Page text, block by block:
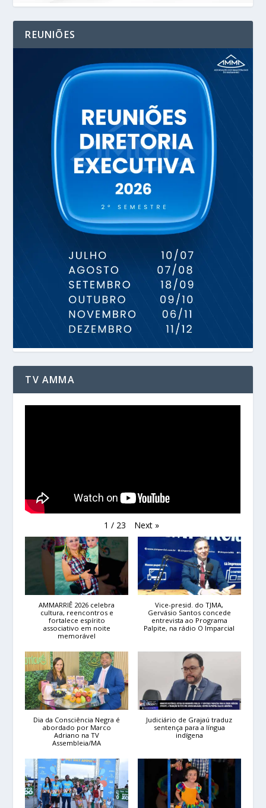
REUNIÕES
TV AMMA
1 / 23 Next »
AMMARRIÊ 2026 celebra
cultura, reencontros e
fortalece espírito
associativo em noite
memorável
Vice-presid. do TJMA,
Gervásio Santos concede
entrevista ao Programa
Palpite, na rádio O Imparcial
Dia da Consciência Negra é
abordado por Marco
Adriano na TV
Assembleia/MA
Judiciário de Grajaú traduz
sentença para a língua
indígena